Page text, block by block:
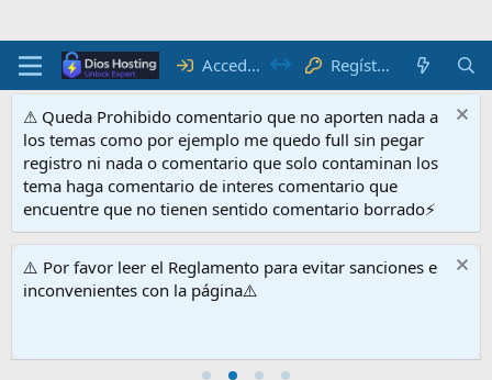
Acceder Regístrate
⚠ Queda Prohibido comentario que no aporten nada a
los temas como por ejemplo me quedo full sin pegar
registro ni nada o comentario que solo contaminan los
tema haga comentario de interes comentario que
encuentre que no tienen sentido comentario borrado⚡
⚠️ Por favor leer el Reglamento para evitar sanciones e
inconvenientes con la página⚠️